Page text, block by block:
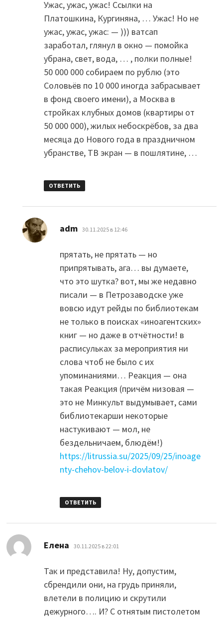
Ужас, ужас, ужас! Ссылки на
Платошкина, Кургиняна, … Ужас! Но не
ужас, ужас, ужас: — ))) ватсап
заработал, глянул в окно — помойка
убрана, свет, вода, … , полки полные!
50 000 000 собираем по рублю (это
Соловьёв по 10 000 иногда забрасывает
в фонд своего имени), а Москва в
стройках клубных домов (квартиры от
50 000 000), жилых небоскрёбов, за два
месяца до Нового года в праздничном
убранстве, ТВ экран — в пошлятине, …
ОТВЕТИТЬ
adm: 30.11.2025 в 12:46
прятать, не прятать — но
припрятывать, ага… вы думаете,
что это шутка? вот, мы же недавно
писали — в Петрозаводске уже
вовсю идут рейды по библиотекам
не только в поисках «иноагентских»
книг — но даже в отчётности! в
расписульках за мероприятия ни
слова чтоб не было с их
упоминаниями… Реакция — она
такая Реакция (причём низовая —
это не Минкульт выдумывает, сами
библиотекарши некоторые
настукивают — мол, не
бездельничаем, блюдём!)
https://litrussia.su/2025/09/25/inoage
nty-chehov-belov-i-dovlatov/
ОТВЕТИТЬ
Елена 30.11.2025 в 22:01
Так и представила! Ну, допустим,
сбрендили они, на грудь приняли,
влетели в полицию и скрутили
дежурного…. И? С отнятым пистолетом